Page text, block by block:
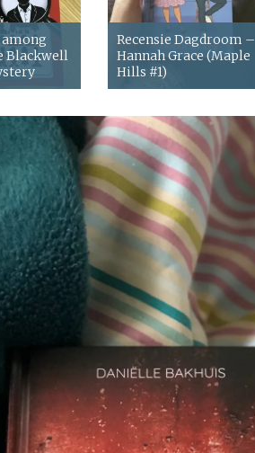
Blackwell
Recensie Dagdroom –
Hannah Grace (Maple
Hills #1)